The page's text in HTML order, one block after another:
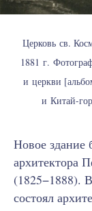
Церковь св.
1881 г.
и церкви
и Китай-
Новое здание
архитектора
(1825−1888).
состоял